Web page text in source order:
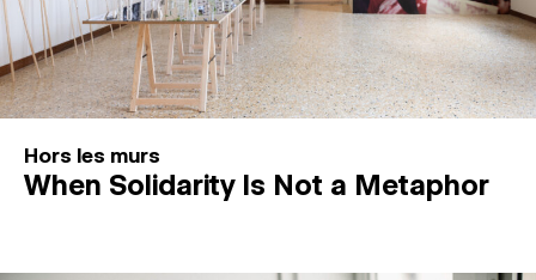
Hors les murs
When Solidarity Is Not a Metaphor